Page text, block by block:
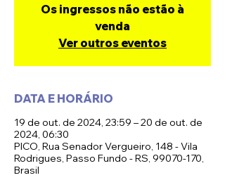
Os ingressos não estão à
venda
Ver outros eventos
DATA E HORÁRIO
19 de out. de 2024, 23:59 – 20 de out. de
2024, 06:30
PICO, Rua Senador Vergueiro, 148 - Vila
Rodrigues, Passo Fundo - RS, 99070-170,
Brasil